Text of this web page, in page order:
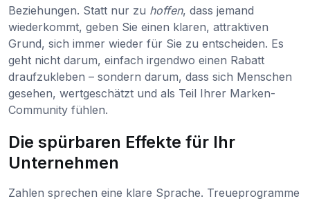
Beziehungen. Statt nur zu hoffen, dass jemand
wiederkommt, geben Sie einen klaren, attraktiven
Grund, sich immer wieder für Sie zu entscheiden. Es
geht nicht darum, einfach irgendwo einen Rabatt
draufzukleben – sondern darum, dass sich Menschen
gesehen, wertgeschätzt und als Teil Ihrer Marken-
Community fühlen.
Die spürbaren Effekte für Ihr
Unternehmen
Zahlen sprechen eine klare Sprache. Treueprogramme